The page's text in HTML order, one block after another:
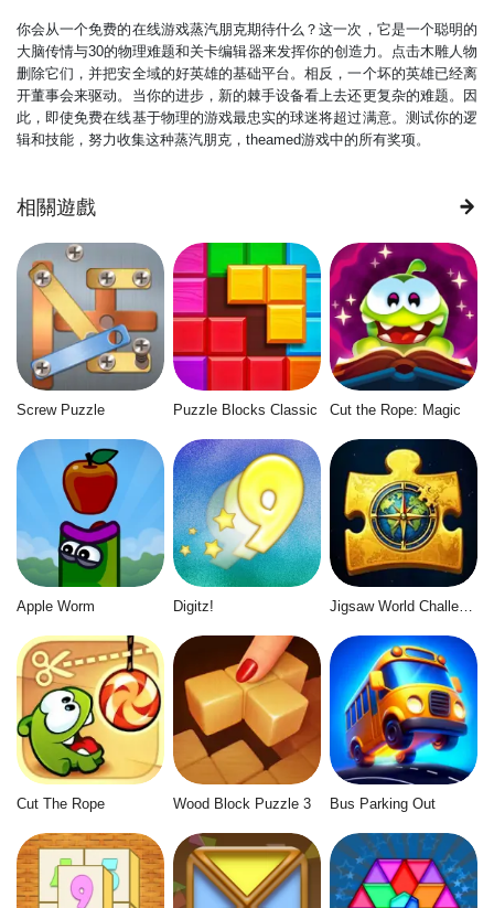
你会从一个免费的在线游戏蒸汽朋克期待什么？这一次，它是一个聪明的
大脑传情与30的物理难题和关卡编辑器来发挥你的创造力。点击木雕人物
删除它们，并把安全域的好英雄的基础平台。相反，一个坏的英雄已经离
开董事会来驱动。当你的进步，新的棘手设备看上去还更复杂的难题。因
此，即使免费在线基于物理的游戏最忠实的球迷将超过满意。测试你的逻
辑和技能，努力收集这种蒸汽朋克，theamed游戏中的所有奖项。
相關遊戲
Screw Puzzle Puzzle Blocks Classic Cut the Rope: Magic
Apple Worm Digitz! Jigsaw World Challenge
Cut The Rope Wood Block Puzzle 3 Bus Parking Out